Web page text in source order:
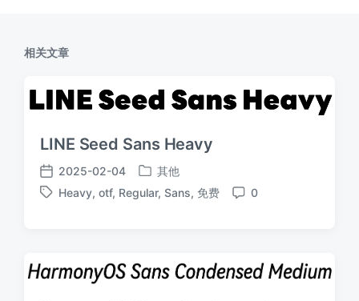
相关文章
LINE Seed Sans Heavy
发
布
2025-02-04
发
布
其他
标
Heavy, otf, Regular, Sans, 免费
评
0